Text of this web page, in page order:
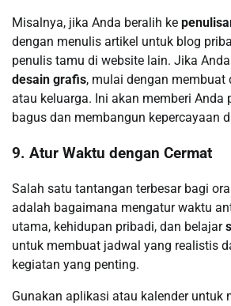
Misalnya, jika Anda beralih ke
dengan menulis artikel untuk blog
penulis tamu di website lain. Jika
desain grafis, mulai dengan membuat
atau keluarga. Ini akan memberi Anda
bagus dan membangun kepercayaan
9. Atur Waktu dengan Cermat
Salah satu tantangan terbesar bagi
adalah bagaimana mengatur waktu
utama, kehidupan pribadi, dan belajar
untuk membuat jadwal yang realistis
kegiatan yang penting.
Gunakan aplikasi atau kalender untuk